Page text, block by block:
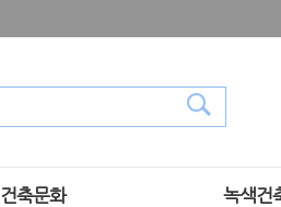
건축문화 녹색건